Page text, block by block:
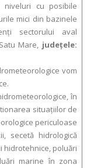
cu posibile
mici din bazinele
sectorului aval
Mare, județele:
vom
în
situațiilor de
periculoase
secetă hidrologică
hidrotehnice, poluări
marine în zona